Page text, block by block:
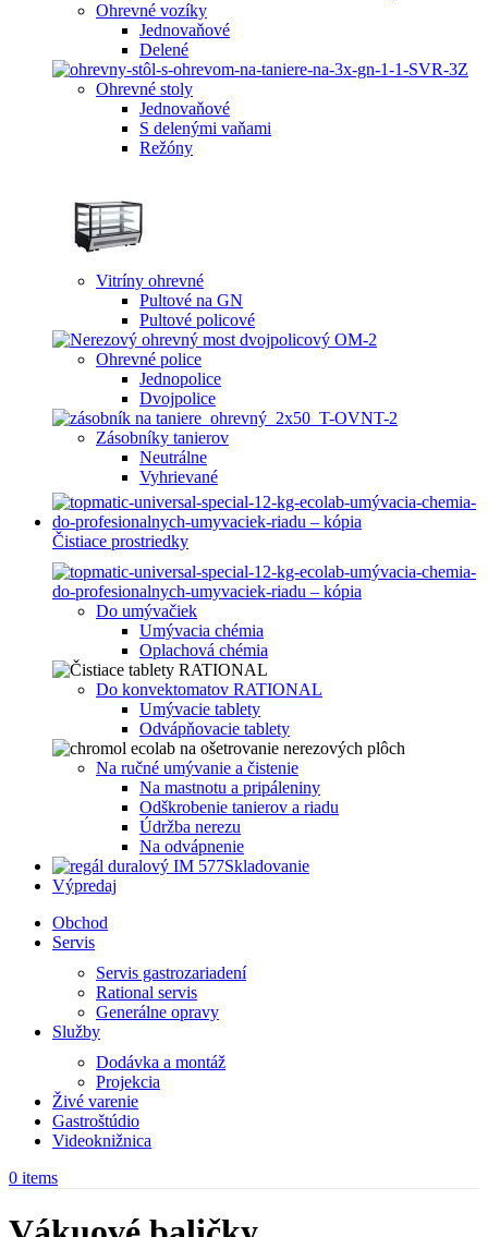
Ohrevné vozíky
Jednovaňové
Delené
Ohrevné stoly
Jednovaňové
S delenými vaňami
Režóny
Vitríny ohrevné
Pultové na GN
Pultové policové
Ohrevné police
Jednopolice
Dvojpolice
Zásobníky tanierov
Neutrálne
Vyhrievané
Čistiace prostriedky
Do umývačiek
Umývacia chémia
Oplachová chémia
Do konvektomatov RATIONAL
Umývacie tablety
Odvápňovacie tablety
Na ručné umývanie a čistenie
Na mastnotu a pripáleniny
Odškrobenie tanierov a riadu
Údržba nerezu
Na odvápnenie
Skladovanie
Výpredaj
Obchod
Servis
Servis gastrozariadení
Rational servis
Generálne opravy
Služby
Dodávka a montáž
Projekcia
Živé varenie
Gastroštúdio
Videoknižnica
0 items